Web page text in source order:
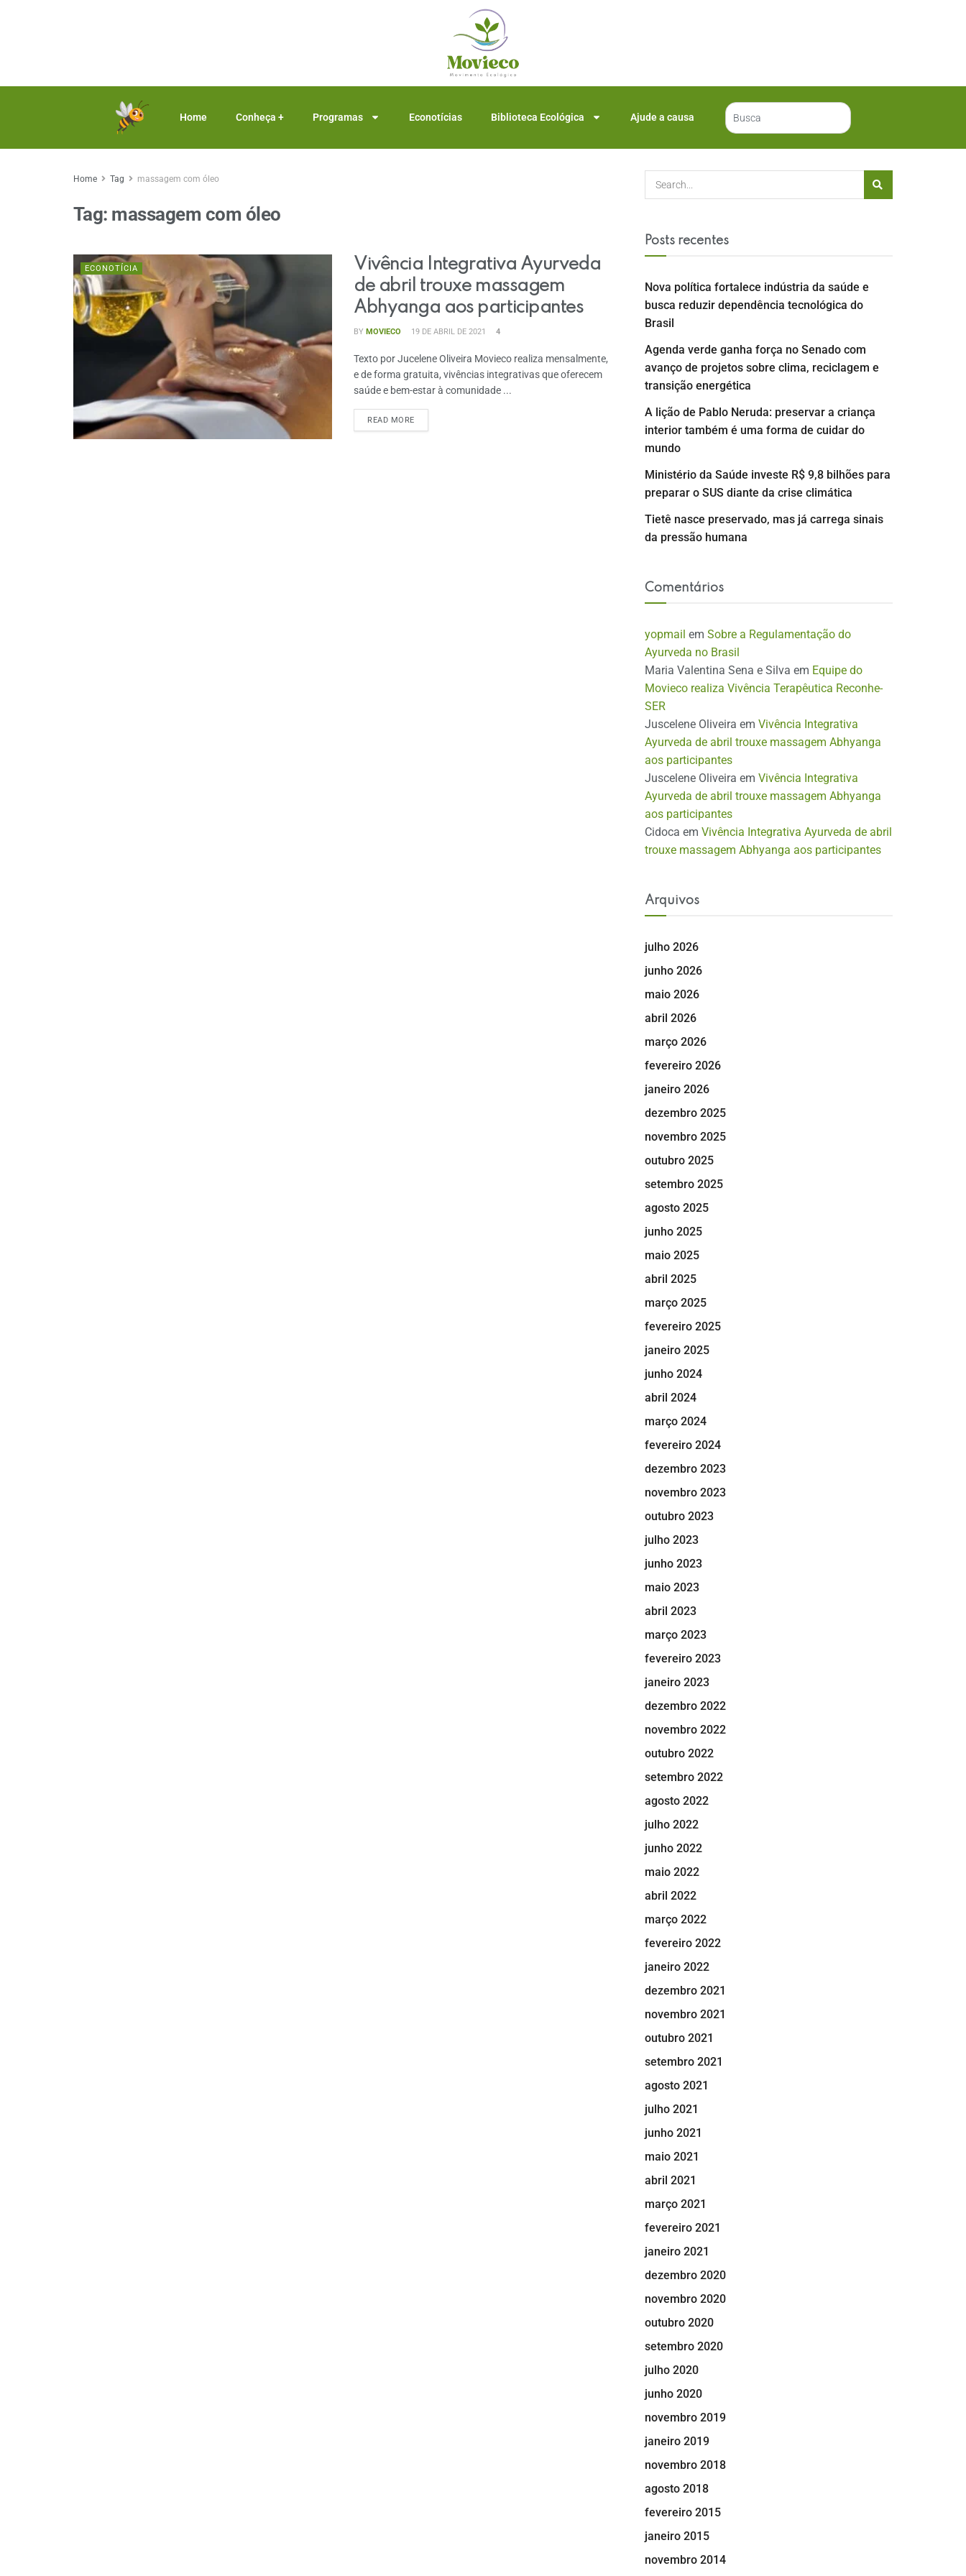
Home Conheça + Programas Econotícias Biblioteca Ecológica Ajude a causa
Home Tag massagem com óleo
Tag: massagem com óleo
ECONOTÍCIA
Vivência Integrativa Ayurveda
de abril trouxe massagem
Abhyanga aos participantes
BY MOVIECO 19 DE ABRIL DE 2021 4
Texto por Jucelene Oliveira Movieco realiza mensalmente,
e de forma gratuita, vivências integrativas que oferecem
saúde e bem-estar à comunidade ...
READ MORE
Posts recentes
Nova política fortalece indústria da saúde e
busca reduzir dependência tecnológica do
Brasil
Agenda verde ganha força no Senado com
avanço de projetos sobre clima, reciclagem e
transição energética
A lição de Pablo Neruda: preservar a criança
interior também é uma forma de cuidar do
mundo
Ministério da Saúde investe R$ 9,8 bilhões para
preparar o SUS diante da crise climática
Tietê nasce preservado, mas já carrega sinais
da pressão humana
Comentários
yopmail em Sobre a Regulamentação do
Ayurveda no Brasil
Maria Valentina Sena e Silva em Equipe do
Movieco realiza Vivência Terapêutica Reconhe-
SER
Juscelene Oliveira em Vivência Integrativa
Ayurveda de abril trouxe massagem Abhyanga
aos participantes
Juscelene Oliveira em Vivência Integrativa
Ayurveda de abril trouxe massagem Abhyanga
aos participantes
Cidoca em Vivência Integrativa Ayurveda de abril
trouxe massagem Abhyanga aos participantes
Arquivos
julho 2026
junho 2026
maio 2026
abril 2026
março 2026
fevereiro 2026
janeiro 2026
dezembro 2025
novembro 2025
outubro 2025
setembro 2025
agosto 2025
junho 2025
maio 2025
abril 2025
março 2025
fevereiro 2025
janeiro 2025
junho 2024
abril 2024
março 2024
fevereiro 2024
dezembro 2023
novembro 2023
outubro 2023
julho 2023
junho 2023
maio 2023
abril 2023
março 2023
fevereiro 2023
janeiro 2023
dezembro 2022
novembro 2022
outubro 2022
setembro 2022
agosto 2022
julho 2022
junho 2022
maio 2022
abril 2022
março 2022
fevereiro 2022
janeiro 2022
dezembro 2021
novembro 2021
outubro 2021
setembro 2021
agosto 2021
julho 2021
junho 2021
maio 2021
abril 2021
março 2021
fevereiro 2021
janeiro 2021
dezembro 2020
novembro 2020
outubro 2020
setembro 2020
julho 2020
junho 2020
novembro 2019
janeiro 2019
novembro 2018
agosto 2018
fevereiro 2015
janeiro 2015
novembro 2014